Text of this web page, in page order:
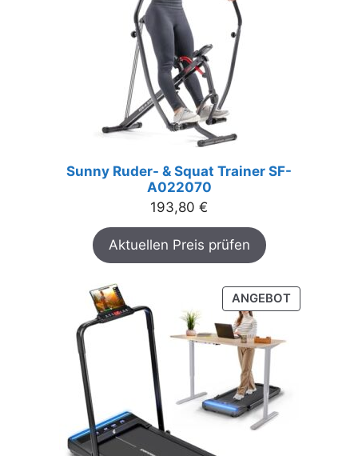
Sunny Ruder- & Squat Trainer SF-
A022070
193,80 €
Aktuellen Preis prüfen
ANGEBOTPRODUKT
IM